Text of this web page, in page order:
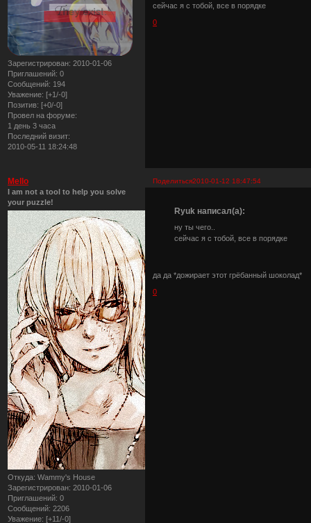
Зарегистрирован: 2010-01-06
Приглашений: 0
Сообщений: 194
Уважение: [+1/-0]
Позитив: [+0/-0]
Провел на форуме:
1 день 3 часа
Последний визит:
2010-05-11 18:24:48
сейчас я с тобой, все в порядке
0
Поделиться2010-01-12 18:47:54
Mello
I am not a tool to help you solve
your puzzle!
Откуда: Wammy's House
Зарегистрирован: 2010-01-06
Приглашений: 0
Сообщений: 2206
Уважение: [+11/-0]
Ryuk написал(а):
ну ты чего..
сейчас я с тобой, все в порядке
да да *дожирает этот грёбанный шоколад*
0